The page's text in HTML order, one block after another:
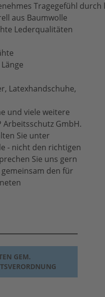
Tragegefühl
aus Baumwolle
Lederqualitäten
Latexhandschuhe,
und viele weitere
Arbeitsschutz GmbH.
Sie unter
- nicht den richtigen
Sie uns gern
den für
GEM.